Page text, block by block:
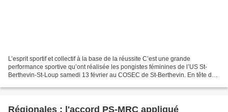
L’esprit sportif et collectif à la base de la réussite C’est une grande
performance sportive qu’ont réalisée les pongistes féminines de l’US St-
Berthevin-St-Loup samedi 13 février au COSEC de St-Berthevin. En tête du
Régionales : l'accord PS-MRC appliqué